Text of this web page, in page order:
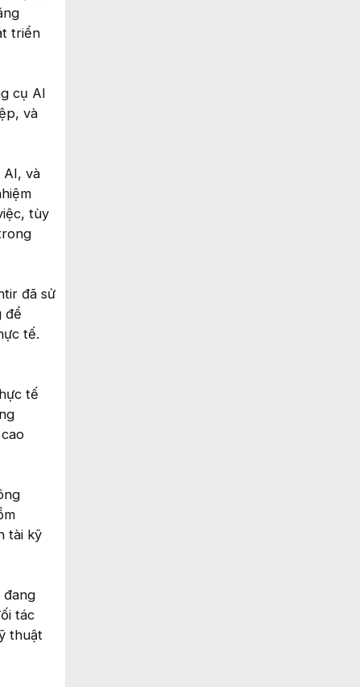
triển
cụ AI
và
AI, và
tùy
đã sử
để
tế.
tế
tài kỹ
đang
tác
thuật